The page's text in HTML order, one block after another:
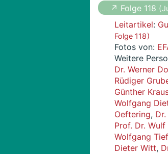
↗ Folge 118 (
Leitartikel:
Folge 118 )
Fotos von:
Weitere
Dr. Werner
Rüdiger
Günther
Wolfgang
Oeftering,
Prof. Dr.
Wolfgang
Dieter Witt,